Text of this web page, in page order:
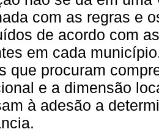
com as regras e
de acordo com
em cada
que procuram
e a dimensão
à adesão a